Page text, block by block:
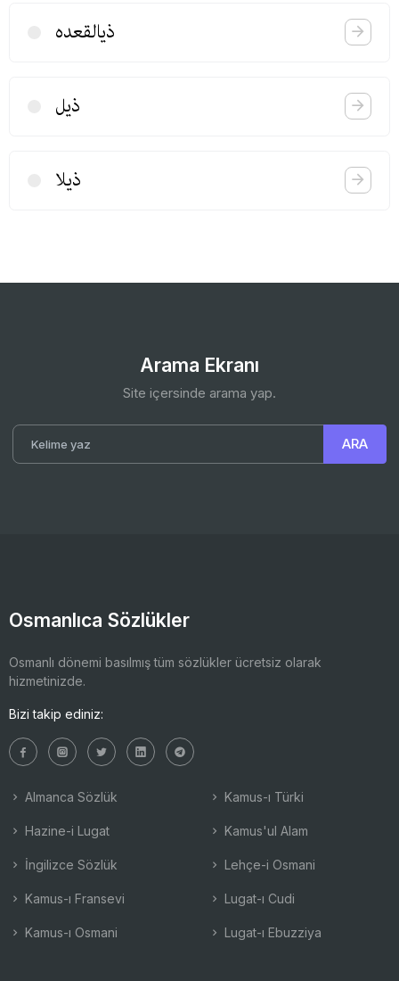
ذیالقعده
ذیل
ذیلا
Arama Ekranı
Site içersinde arama yap.
Osmanlıca Sözlükler
Osmanlı dönemi basılmış tüm sözlükler ücretsiz olarak
hizmetinizde.
Bizi takip ediniz:
Almanca Sözlük
Hazine-i Lugat
İngilizce Sözlük
Kamus-ı Fransevi
Kamus-ı Osmani
Kamus-ı Türki
Kamus'ul Alam
Lehçe-i Osmani
Lugat-ı Cudi
Lugat-ı Ebuzziya